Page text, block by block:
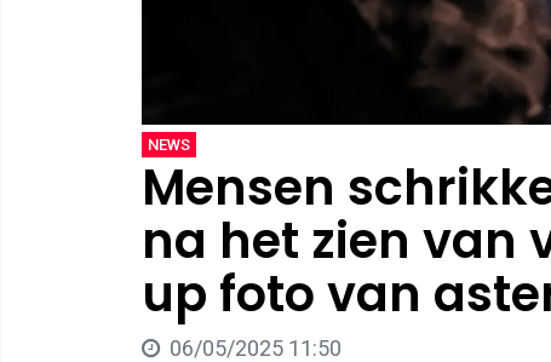
NEWS
Mensen
na het zien van
up foto van
06/05/2025 11:50